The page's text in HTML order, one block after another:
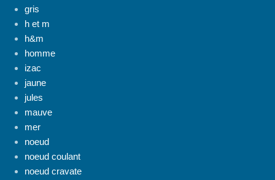
gris
h et m
h&m
homme
izac
jaune
jules
mauve
mer
noeud
noeud coulant
noeud cravate